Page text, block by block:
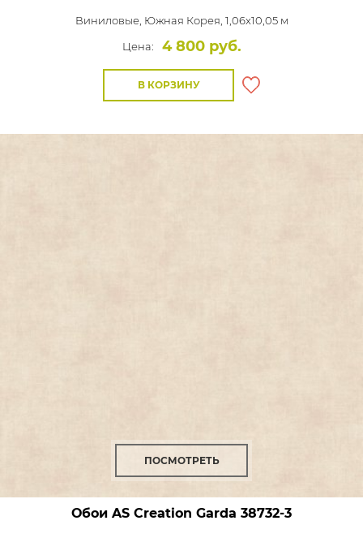
Виниловые, Южная Корея, 1,06x10,05 м
Цена:
4 800 руб.
В КОРЗИНУ
ПОСМОТРЕТЬ
Обои AS Creation Garda 38732-3